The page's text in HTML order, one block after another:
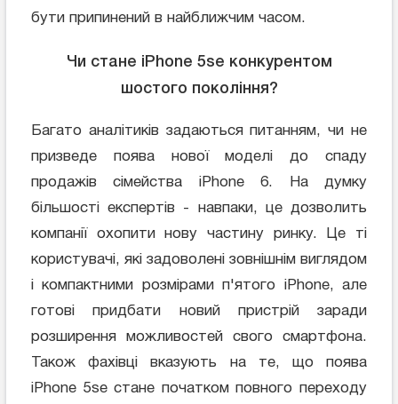
бути припинений в найближчим часом.
Чи стане iPhone 5se конкурентом
шостого покоління?
Багато аналітиків задаються питанням, чи не
призведе поява нової моделі до спаду
продажів сімейства iPhone 6. На думку
більшості експертів - навпаки, це дозволить
компанії охопити нову частину ринку. Це ті
користувачі, які задоволені зовнішнім виглядом
і компактними розмірами п'ятого iPhone, але
готові придбати новий пристрій заради
розширення можливостей свого смартфона.
Також фахівці вказують на те, що поява
iPhone 5se стане початком повного переходу